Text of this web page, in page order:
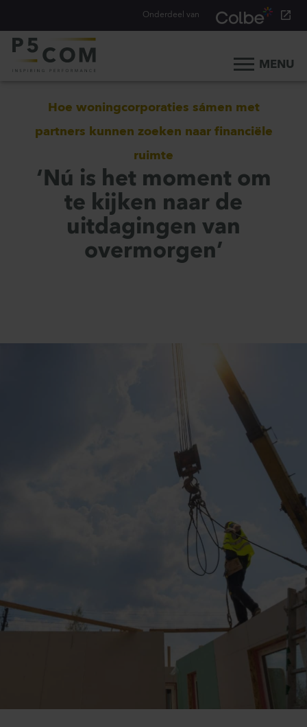
Onderdeel van
MENU
Ons werk
Ons verhaal
Werken bij P5COM
Hoe woningcorporaties sámen met
partners kunnen zoeken naar financiële
ruimte
‘Nú is het moment om
te kijken naar de
uitdagingen van
overmorgen’